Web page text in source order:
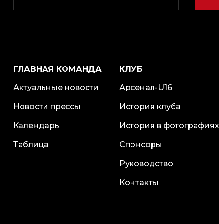
ГЛАВНАЯ КОМАНДА
Актуальные новости
Новости прессы
Календарь
Таблица
КЛУБ
Арсенал-U16
История клуба
История в фотографиях
Спонсоры
Руководство
Контакты